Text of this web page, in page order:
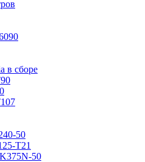
в сборе
50
T21
50